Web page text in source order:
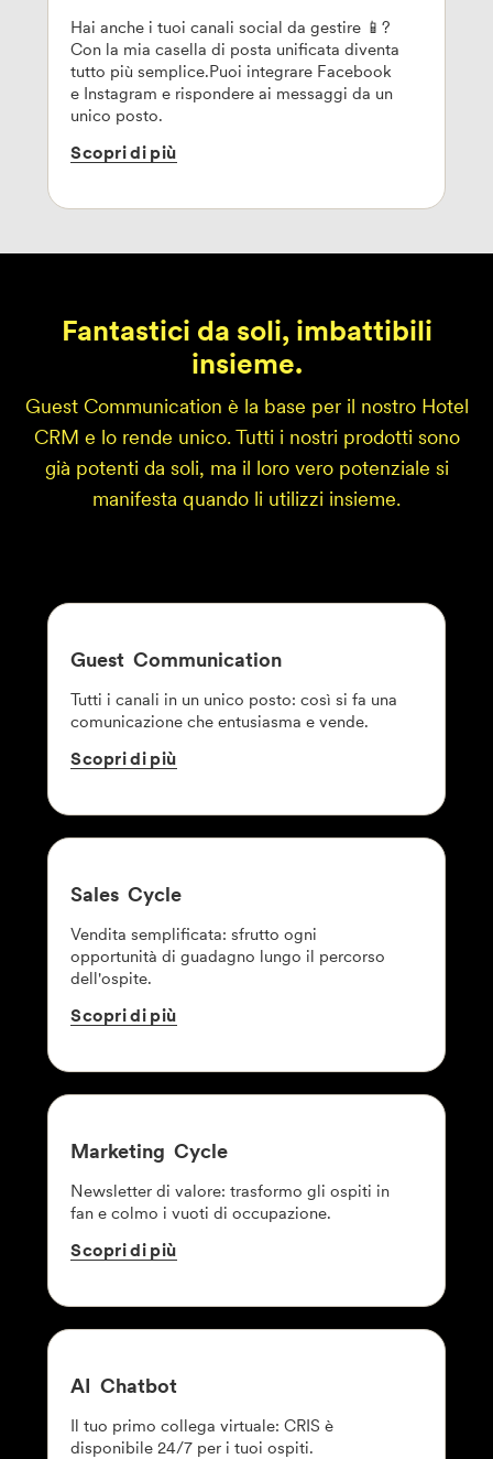
Hai anche i tuoi canali social da gestire 📱?
Con la mia casella di posta unificata diventa
tutto più semplice.Puoi integrare Facebook
e Instagram e rispondere ai messaggi da un
unico posto.
Scopridi più
Fantastici da soli, imbattibili
insieme.
Guest Communication è la base per il nostro Hotel
CRM e lo rende unico. Tutti i nostri prodotti sono
già potenti da soli, ma il loro vero potenziale si
manifesta quando li utilizzi insieme.
Guest Communication
Tutti i canali in un unico posto: così si fa una
comunicazione che entusiasma e vende.
Scopridi più
Sales Cycle
Vendita semplificata: sfrutto ogni
opportunità di guadagno lungo il percorso
dell'ospite.
Scopridi più
Marketing Cycle
Newsletter di valore: trasformo gli ospiti in
fan e colmo i vuoti di occupazione.
Scopridi più
AI Chatbot
Il tuo primo collega virtuale: CRIS è
disponibile 24/7 per i tuoi ospiti.